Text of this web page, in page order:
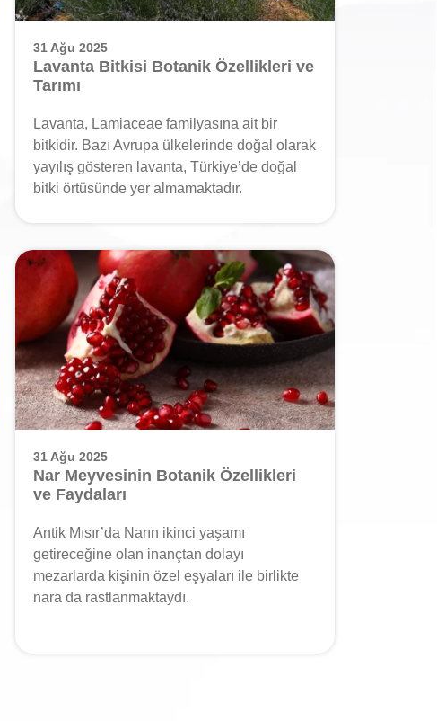
31 Ağu 2025
Lavanta Bitkisi Botanik Özellikleri ve
Tarımı
Lavanta, Lamiaceae familyasına ait bir
bitkidir. Bazı Avrupa ülkelerinde doğal olarak
yayılış gösteren lavanta, Türkiye’de doğal
bitki örtüsünde yer almamaktadır.
31 Ağu 2025
Nar Meyvesinin Botanik Özellikleri
ve Faydaları
Antik Mısır’da Narın ikinci yaşamı
getireceğine olan inançtan dolayı
mezarlarda kişinin özel eşyaları ile birlikte
nara da rastlanmaktaydı.